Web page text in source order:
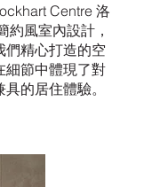
Centre 洛
約風室內設計，
們精心打造的空
細節中體現了對
的居住體驗。